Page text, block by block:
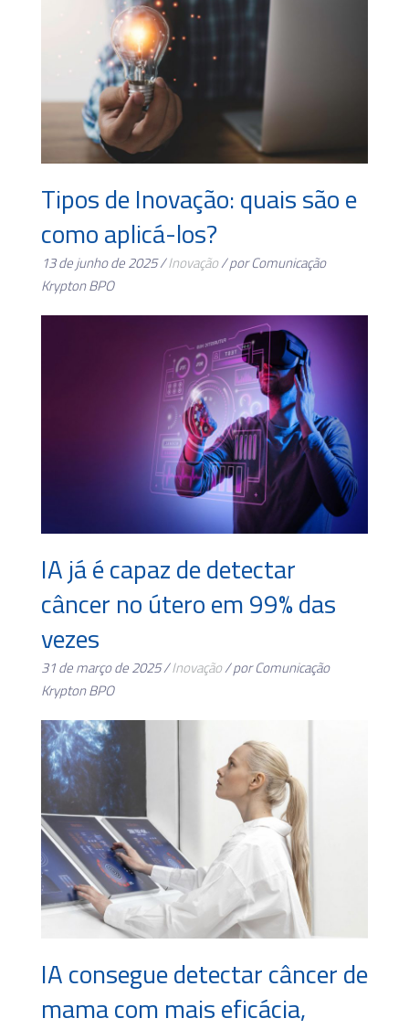
Tipos de Inovação: quais são e
como aplicá-los?
13 de junho de 2025 /Inovação/ por Comunicação
Krypton BPO
IA já é capaz de detectar
câncer no útero em 99% das
vezes
31 de março de 2025 /Inovação/ por Comunicação
Krypton BPO
IA consegue detectar câncer de
mama com mais eficácia,